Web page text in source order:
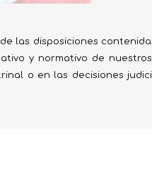
las disposiciones
y normativo de
o en las decisiones